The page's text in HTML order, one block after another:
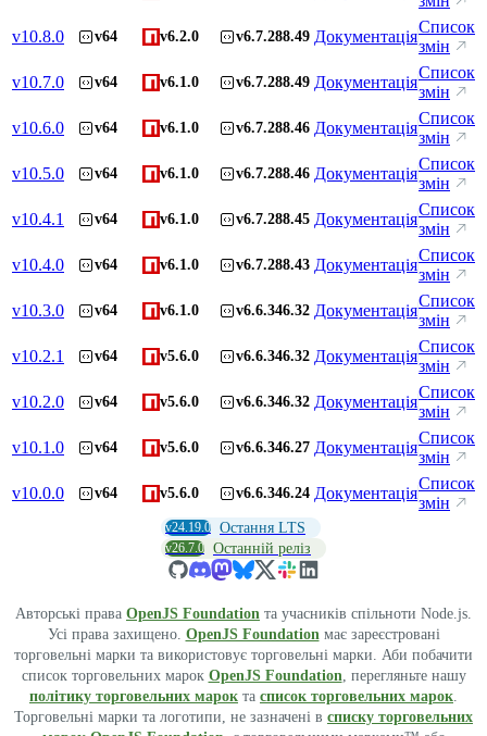
v10.8.0 v64 v6.2.0 v6.7.288.49 Документація
Список
змін
v10.7.0 v64 v6.1.0 v6.7.288.49 Документація
Список
змін
v10.6.0 v64 v6.1.0 v6.7.288.46 Документація
Список
змін
v10.5.0 v64 v6.1.0 v6.7.288.46 Документація
Список
змін
v10.4.1 v64 v6.1.0 v6.7.288.45 Документація
Список
змін
v10.4.0 v64 v6.1.0 v6.7.288.43 Документація
Список
змін
v10.3.0 v64 v6.1.0 v6.6.346.32 Документація
Список
змін
v10.2.1 v64 v5.6.0 v6.6.346.32 Документація
Список
змін
v10.2.0 v64 v5.6.0 v6.6.346.32 Документація
Список
змін
v10.1.0 v64 v5.6.0 v6.6.346.27 Документація
Список
змін
v10.0.0 v64 v5.6.0 v6.6.346.24 Документація
Список
змін
v24.19.0 Остання LTS
v26.7.0 Останній реліз
Авторські права OpenJS Foundation та учасників спільноти Node.js.
Усі права захищено. OpenJS Foundation має зареєстровані
торговельні марки та використовує торговельні марки. Аби побачити
список торговельних марок OpenJS Foundation , перегляньте нашу
політику торговельних марок та список торговельних марок
Торговельні марки та логотипи, не зазначені в списку торговельних